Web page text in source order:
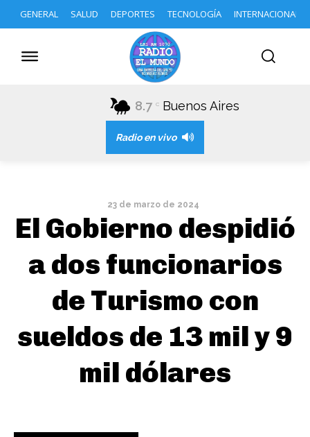
GENERAL SALUD DEPORTES TECNOLOGÍA INTERNACIONAL
8.7 C Buenos Aires
Radio en vivo
23 de marzo de 2024
El Gobierno despidió
a dos funcionarios
de Turismo con
sueldos de 13 mil y 9
mil dólares